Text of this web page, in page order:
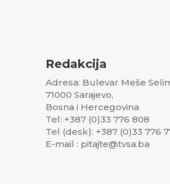
Redakcija
Adresa: Bulevar Meše
71000 Sarajevo,
Bosna i Hercegovina
Tel: +387 (0)33 776 808
Tel (desk): +387 (0)33 776
E-mail : pitajte@tvsa.ba